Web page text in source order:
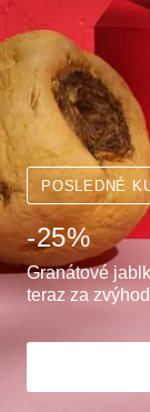
POSLEDNÉ
-25%
Granátové
teraz za